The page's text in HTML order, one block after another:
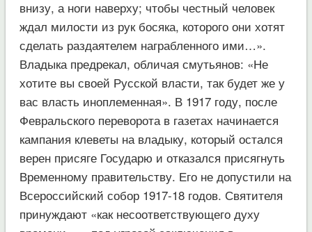
внизу, а ноги наверху; чтобы честный человек
ждал милости из рук босяка, которого они хотят
сделать раздаятелем награбленного ими…».
Владыка предрекал, обличая смутьянов: «Не
хотите вы своей Русской власти, так будет же у
вас власть иноплеменная». В 1917 году, после
Февральского переворота в газетах начинается
кампания клеветы на владыку, который остался
верен присяге Государю и отказался присягнуть
Временному правительству. Его не допустили на
Всероссийский собор 1917-18 годов. Святителя
принуждают «как несоответствующего духу